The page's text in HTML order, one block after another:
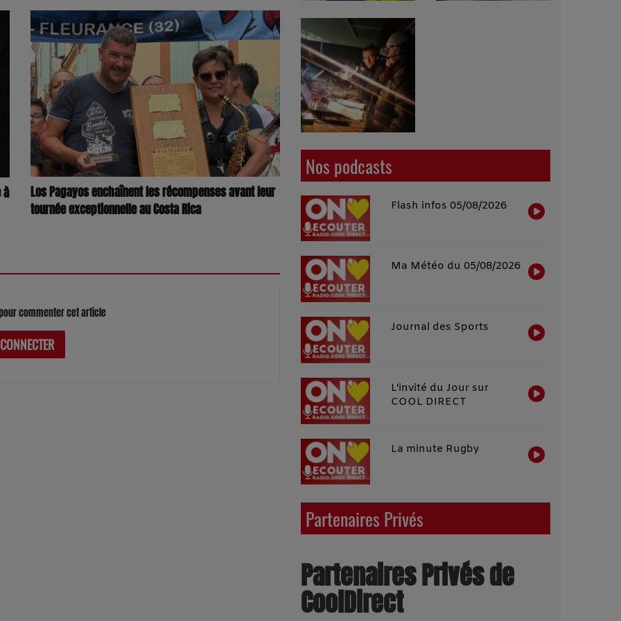
à
Los Pagayos enchaînent les récompenses avant leur
tournée exceptionnelle au Costa Rica
commenter cet article
Nos podcasts
Flash infos 05/08/2026
Ma Météo du 05/08/2026
Journal des Sports
L'invité du Jour sur
COOL DIRECT
La minute Rugby
Partenaires Privés
Partenaires Privés de
CoolDirect